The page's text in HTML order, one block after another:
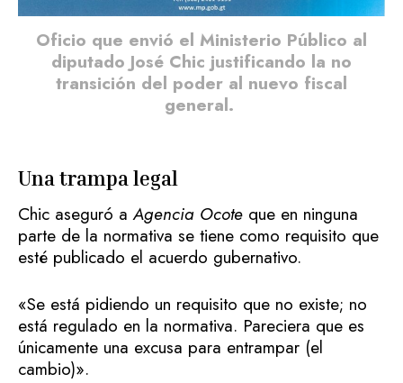
Oficio que envió el Ministerio Público al
diputado José Chic justificando la no
transición del poder al nuevo fiscal
general.
Una trampa legal
Chic aseguró aAgencia Ocote que en ninguna
parte de la normativa se tiene como requisito que
esté publicado el acuerdo gubernativo.
«Se está pidiendo un requisito que no existe; no
está regulado en la normativa. Pareciera que es
únicamente una excusa para entrampar (el
cambio)».